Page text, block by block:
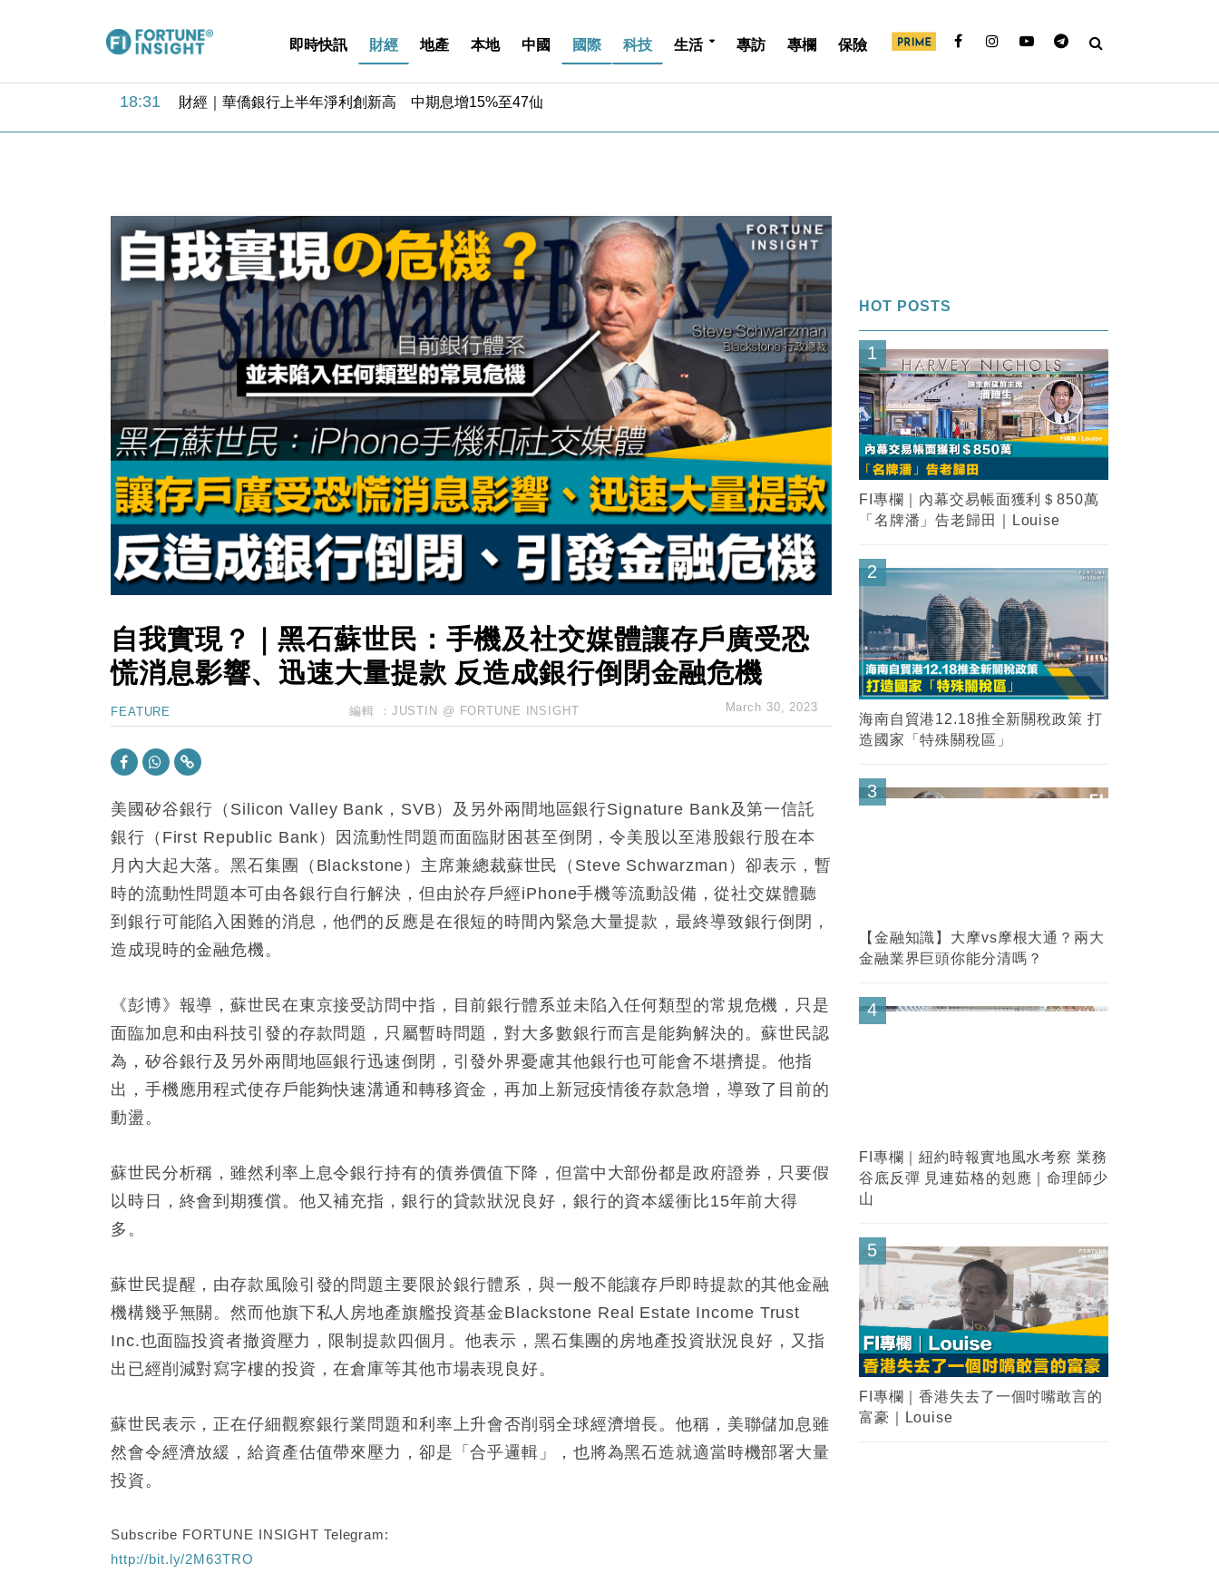
即時快訊 財經 地產 本地 中國 國際 科技 生活 專訪 專欄 保險
18:31 財經｜華僑銀行上半年淨利創新高 中期息增15%至47仙
13:44 財經｜內地7月美元計價出口增近24%勝預期 貿易順差達1125億美元
12:44 財經｜日本春季三度入市撐日圓 4月單日斥6.28萬億日圓干預創新高
11:12 國際｜特朗普料美伊戰事快結束 承認部分彈藥庫存緊張
15:59 財經｜SA售股自救後再出手 斥4億美元押注未上市公司
財經｜華僑銀行上半年淨利創新高 中期息增15%至47仙
財經｜滙豐上調香港今年GDP預測至4.5% 看好貿易及消費表現
16:47 本地｜假冒內地執法人員要求交「保證金」 43歲女子損失近6900萬元
16:05 財經｜日經失守6.5萬點後回穩 全周仍升近2%
15:47 財經｜恒隆10月換帥 玩具「反」斗城亞洲CEO蔡德粦接任
15:11 財經｜韓股反覆波動收跌 連挫7周創逾3年最長跌勢
13:44 財經｜內地7月美元計價出口增近24%勝預期 貿易順差達1125億美元
12:44 財經｜日本春季三度入市撐日圓 4月單日斥6.28萬億日圓干預創新高
11:12 國際｜特朗普料美伊戰事快結束 承認部分彈藥庫存緊張
15:59 財經｜SA售股自救後再出手 斥4億美元押注未上市公司
自我實現？｜黑石蘇世民：手機及社交媒體讓存戶廣受恐
慌消息影響、迅速大量提款 反造成銀行倒閉金融危機
FEATURE 編輯 ： JUSTIN @ FORTUNE INSIGHT March 30, 2023
美國矽谷銀行（Silicon Valley Bank，SVB）及另外兩間地區銀行Signature Bank及第一信託
銀行（First Republic Bank）因流動性問題而面臨財困甚至倒閉，令美股以至港股銀行股在本
月內大起大落。黑石集團（Blackstone）主席兼總裁蘇世民（Steve Schwarzman）卻表示，暫
時的流動性問題本可由各銀行自行解決，但由於存戶經iPhone手機等流動設備，從社交媒體聽
到銀行可能陷入困難的消息，他們的反應是在很短的時間內緊急大量提款，最終導致銀行倒閉，
造成現時的金融危機。
《彭博》報導，蘇世民在東京接受訪問中指，目前銀行體系並未陷入任何類型的常規危機，只是
面臨加息和由科技引發的存款問題，只屬暫時問題，對大多數銀行而言是能夠解決的。蘇世民認
為，矽谷銀行及另外兩間地區銀行迅速倒閉，引發外界憂慮其他銀行也可能會不堪擠提。他指
出，手機應用程式使存戶能夠快速溝通和轉移資金，再加上新冠疫情後存款急增，導致了目前的
動盪。
蘇世民分析稱，雖然利率上息令銀行持有的債券價值下降，但當中大部份都是政府證券，只要假
以時日，終會到期獲償。他又補充指，銀行的貸款狀況良好，銀行的資本緩衝比15年前大得
多。
蘇世民提醒，由存款風險引發的問題主要限於銀行體系，與一般不能讓存戶即時提款的其他金融
機構幾乎無關。然而他旗下私人房地產旗艦投資基金Blackstone Real Estate Income Trust
Inc.也面臨投資者撤資壓力，限制提款四個月。他表示，黑石集團的房地產投資狀況良好，又指
出已經削減對寫字樓的投資，在倉庫等其他市場表現良好。
蘇世民表示，正在仔細觀察銀行業問題和利率上升會否削弱全球經濟增長。他稱，美聯儲加息雖
然會令經濟放緩，給資產估值帶來壓力，卻是「合乎邏輯」，也將為黑石造就適當時機部署大量
投資。
Subscribe FORTUNE INSIGHT Telegram:
http://bit.ly/2M63TRO
HOT POSTS
1
FI專欄｜內幕交易帳面獲利＄850萬
「名牌潘」告老歸田｜Louise
2
海南自貿港12.18推全新關稅政策 打
造國家「特殊關稅區」
3
【金融知識】大摩vs摩根大通？兩大
金融業界巨頭你能分清嗎？
4
FI專欄｜紐約時報實地風水考察 業務
谷底反彈 見連茹格的剋應｜命理師少
山
5
FI專欄｜香港失去了一個吋嘴敢言的
富豪｜Louise